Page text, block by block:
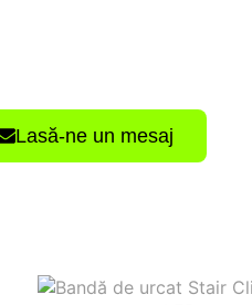
Lasă-ne un mesaj